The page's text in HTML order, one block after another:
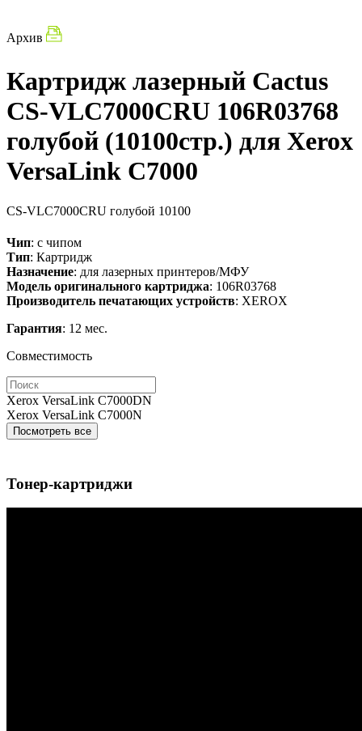
Архив
Картридж лазерный Cactus
CS-VLC7000CRU 106R03768
голубой (10100стр.) для Xerox
VersaLink C7000
CS-VLC7000CRU голубой 10100
Чип: с чипом
Тип: Картридж
Назначение: для лазерных принтеров/МФУ
Модель оригинального картриджа: 106R03768
Производитель печатающих устройств: XEROX
Гарантия: 12 мес.
Совместимость
Xerox VersaLink C7000DN
Xerox VersaLink C7000N
Посмотреть все
Тонер-картриджи